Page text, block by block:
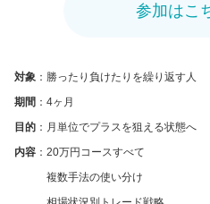
参加はこ
対象 ：勝ったり負けたりを繰り返す人
期間 ：4ヶ月
目的 ：月単位でプラスを狙える状態へ
内容 ：20万円コースすべて
複数手法の使い分け